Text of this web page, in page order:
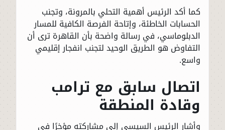
كما أكد الرئيس أهمية التحلي بالمرونة، وتجنب
الحسابات الخاطئة، وإتاحة الفرصة الكافية للمسار
الدبلوماسي، في رسالة واضحة بأن القاهرة ترى أن
التفاوض هو الطريق الوحيد لتجنب انفجار إقليمي
واسع.
اتصال سابق مع ترامب
وقادة المنطقة
وأشار الرئيس السيسي إلى مشاركته مؤخرًا في